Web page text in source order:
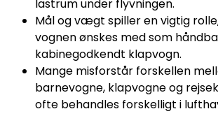
lastrum under flyvningen.
Mål og vægt spiller en vigtig
vognen ønskes med som
kabinegodkendt klapvogn.
Mange misforstår forskellen
barnevogne, klapvogne og
ofte behandles forskelligt i